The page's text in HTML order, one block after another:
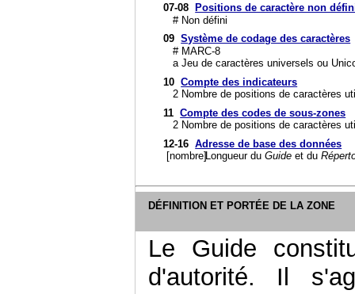
07-08
Positions de caractère non
# Non défini
09Système de codage des caractères
# MARC-8
a Jeu de caractères universels ou
10Compte des indicateurs
2 Nombre de positions de caractères
11Compte des codes de sous-zones
2 Nombre de positions de caractères
12-16Adresse de base des données
[nombre]Longueur du Guideet du
DÉFINITION ET PORTÉE DE LA ZONE
Le Guide
d'autorité. Il